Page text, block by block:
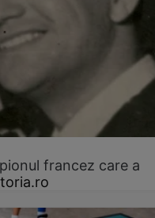
francez care a